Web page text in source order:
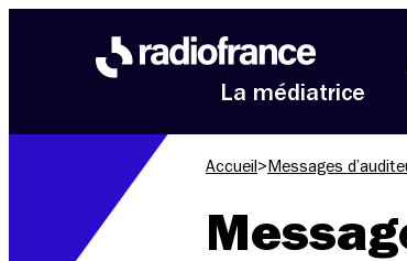
La médiatrice
Accueil > Messages